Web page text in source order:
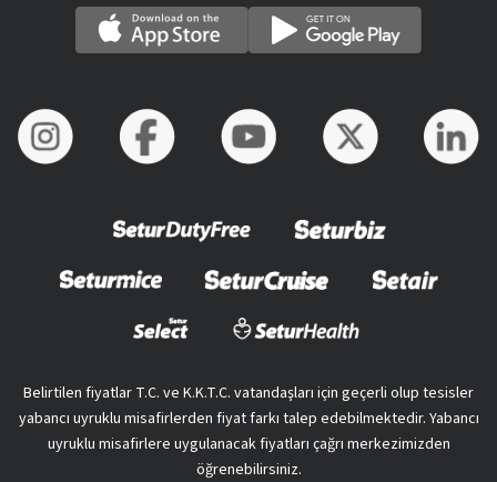
Belirtilen fiyatlar T.C. ve K.K.T.C. vatandaşları için geçerli olup tesisler
yabancı uyruklu misafirlerden fiyat farkı talep edebilmektedir. Yabancı
uyruklu misafirlere uygulanacak fiyatları çağrı merkezimizden
öğrenebilirsiniz.